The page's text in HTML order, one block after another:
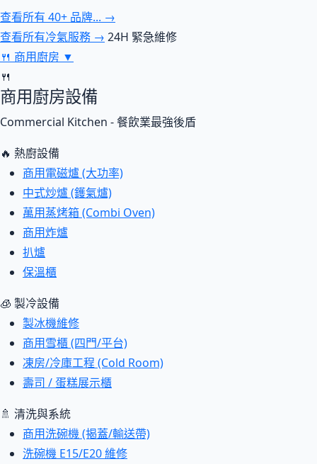
查看所有 40+ 品牌... →
查看所有冷氣服務 → 24H 緊急維修
🍴 商用廚房 ▼
🍴
商用廚房設備
Commercial Kitchen - 餐飲業最強後盾
🔥 熱廚設備
商用電磁爐 (大功率)
中式炒爐 (鑊氣爐)
萬用蒸烤箱 (Combi Oven)
商用炸爐
扒爐
保溫櫃
🧊 製冷設備
製冰機維修
商用雪櫃 (四門/平台)
凍房/冷庫工程 (Cold Room)
壽司 / 蛋糕展示櫃
🚿 清洗與系統
商用洗碗機 (揭蓋/輸送帶)
洗碗機 E15/E20 維修